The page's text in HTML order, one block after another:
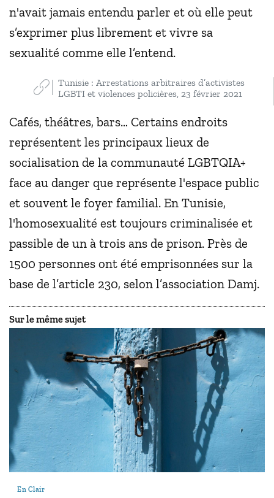
n'avait jamais entendu parler et où elle peut
s’exprimer plus librement et vivre sa
sexualité comme elle l’entend.
Tunisie : Arrestations arbitraires d’activistes
LGBTI et violences policières, 23 février 2021
Cafés, théâtres, bars… Certains endroits
représentent les principaux lieux de
socialisation de la communauté LGBTQIA+
face au danger que représente l'espace public
et souvent le foyer familial. En Tunisie,
l'homosexualité est toujours criminalisée et
passible de un à trois ans de prison. Près de
1500 personnes ont été emprisonnées sur la
base de l’article 230, selon l’association Damj.
Sur le même sujet
En Clair